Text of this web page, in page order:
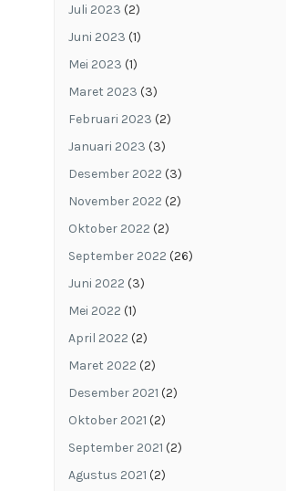
Juli 2023 (2)
Juni 2023 (1)
Mei 2023 (1)
Maret 2023 (3)
Februari 2023 (2)
Januari 2023 (3)
Desember 2022 (3)
November 2022 (2)
Oktober 2022 (2)
September 2022 (26)
Juni 2022 (3)
Mei 2022 (1)
April 2022 (2)
Maret 2022 (2)
Desember 2021 (2)
Oktober 2021 (2)
September 2021 (2)
Agustus 2021 (2)